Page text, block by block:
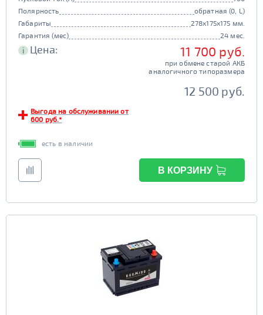
Полярность
обратная (0, L)
Габариты
278x175x175 мм.
Гарантия (мес)
24 мес.
i Цена: 11 700 руб.
при обмене старой АКБ
аналогичного типоразмера
12 500 руб.
Выгода на обслуживании от
600 руб.*
есть в наличии
В КОРЗИНУ